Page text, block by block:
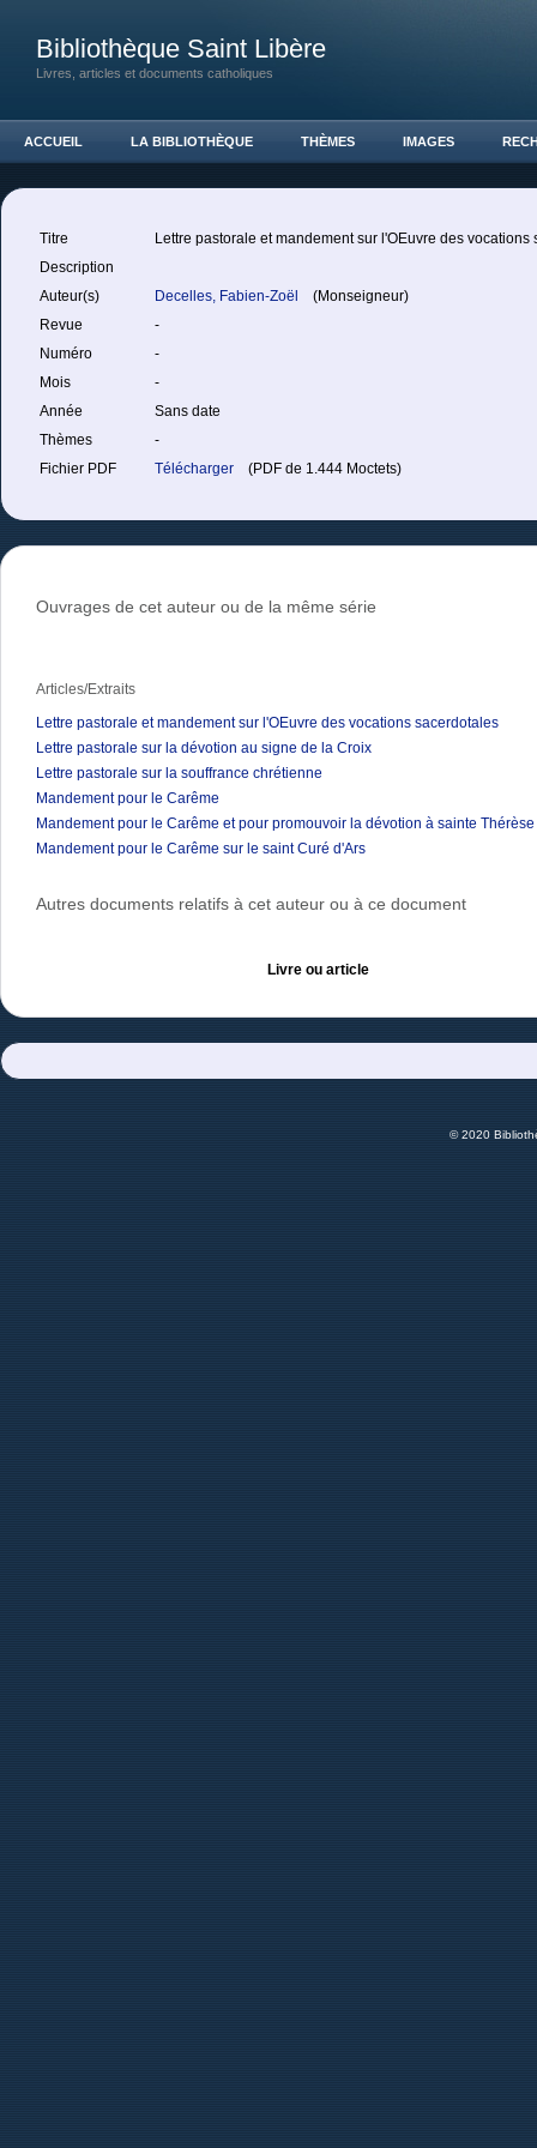
Bibliothèque Saint Libère
Livres, articles et documents catholiques
ACCUEIL LA BIBLIOTHÈQUE THÈMES IMAGES
Titre
Lettre pastorale et mandement sur l'OEuvre des vocations
Description
Auteur(s)
Decelles, Fabien-Zoël
(Monseigneur)
Revue
-
Numéro
-
Mois
-
Année
Sans date
Thèmes
-
Fichier PDF
Télécharger (PDF de 1.444 Moctets)
Ouvrages de cet auteur ou de la même série
Articles/Extraits
Lettre pastorale et mandement sur l'OEuvre des vocations sacerdotales
Lettre pastorale sur la dévotion au signe de la Croix
Lettre pastorale sur la souffrance chrétienne
Mandement pour le Carême
Mandement pour le Carême et pour promouvoir la dévotion à sainte
Mandement pour le Carême sur le saint Curé d'Ars
Autres documents relatifs à cet auteur ou à ce document
Livre ou article
© 2020